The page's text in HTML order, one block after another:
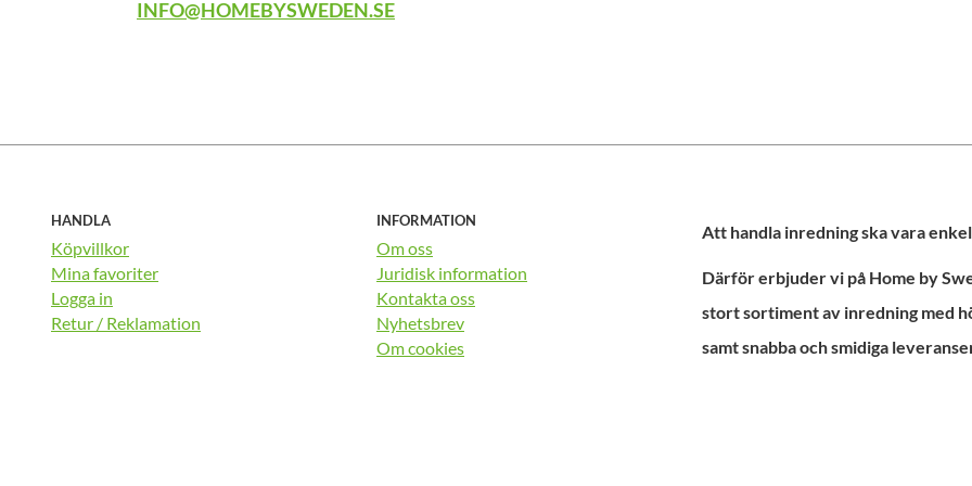
INFO@HOMEBYSWEDEN.SE
HANDLA
Köpvillkor
Mina favoriter
Logga in
Retur / Reklamation
INFORMATION
Om oss
Juridisk information
Kontakta oss
Nyhetsbrev
Om cookies
Att handla inredning ska vara
Därför erbjuder vi på Home by
stort sortiment av inredning med
samt snabba och smidiga